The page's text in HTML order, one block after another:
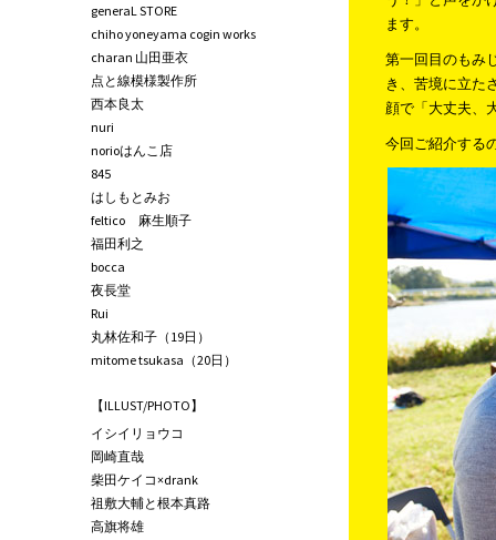
ます。
第一回目のもみ
き、苦境に立た
顔で「大丈夫、
今回ご紹介する
generaL STORE
chiho yoneyama cogin works
charan 山田亜衣
点と線模様製作所
西本良太
nuri
norioはんこ店
845
はしもとみお
feltico 麻生順子
福田利之
bocca
夜長堂
Rui
丸林佐和子（19日）
mitome tsukasa（20日）
【ILLUST/PHOTO】
イシイリョウコ
岡崎直哉
柴田ケイコ×drank
祖敷大輔と根本真路
高旗将雄